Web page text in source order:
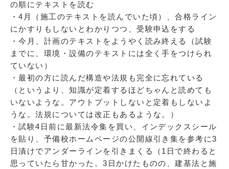
の順にテキストを読む
・4月（施工のテキストを読んでいた頃）、合格ライン
にかすりもしないとわかりつつ、受験申込をする
・今月、計画のテキストをようやく読み終える（試験
までに、環境・設備のテキストには全く手をつけられ
ていない）
・最初の方に読んだ構造や法規も完全に忘れている
（というより、知識が定着するほどちゃんと読めても
いないような。アウトプットしないと定着もしないよ
うな。法規については改正もあるような。）
・試験4日前に最新法令集を買い、インデックスシール
を貼り、予備校ホームページの公開線引き集を参考に3
日漬けでアンダーラインを引きまくる（1日で終わると
思っていたら甘かった。3日かけたものの、建基法と施